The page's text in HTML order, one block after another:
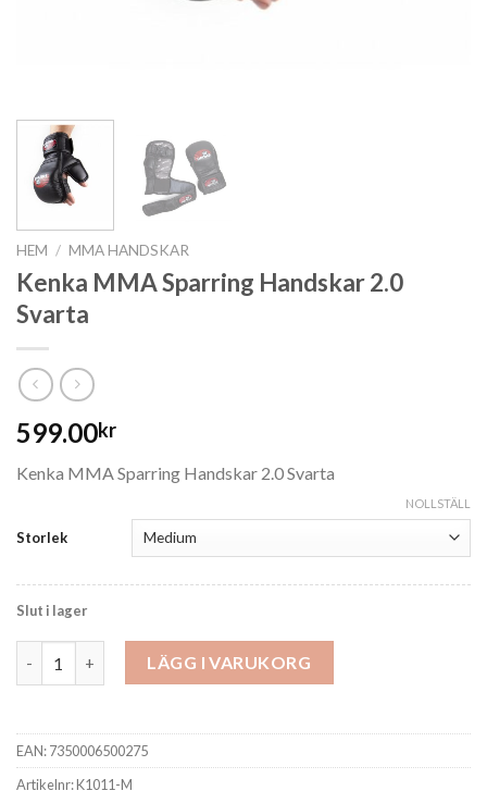
HEM / MMA HANDSKAR
Kenka MMA Sparring Handskar 2.0
Svarta
599.00kr
Kenka MMA Sparring Handskar 2.0 Svarta
Storlek
NOLLSTÄLL
Slut i lager
Kenka MMA Sparring Handskar 2.0 Svarta mängd
LÄGG I VARUKORG
EAN:7350006500275
Artikelnr:K1011-M